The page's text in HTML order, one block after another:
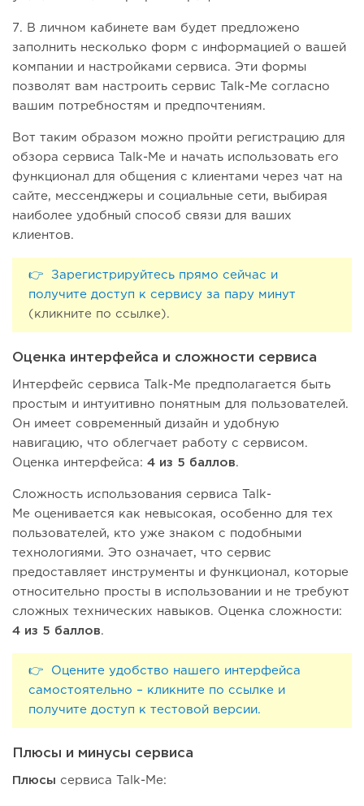
7. В личном кабинете вам будет предложено
заполнить несколько форм с информацией о вашей
компании и настройками сервиса. Эти формы
позволят вам настроить сервис Talk-Me согласно
вашим потребностям и предпочтениям.
Вот таким образом можно пройти регистрацию для
обзора сервиса Talk-Me и начать использовать его
функционал для общения с клиентами через чат на
сайте, мессенджеры и социальные сети, выбирая
наиболее удобный способ связи для ваших
клиентов.
👉 Зарегистрируйтесь прямо сейчас и
получите доступ к сервису за пару минут
(кликните по ссылке).
Оценка интерфейса и сложности сервиса
Интерфейс сервиса Talk-Me предполагается быть
простым и интуитивно понятным для пользователей.
Он имеет современный дизайн и удобную
навигацию, что облегчает работу с сервисом.
Оценка интерфейса: 4 из 5 баллов.
Сложность использования сервиса Talk-
Me оценивается как невысокая, особенно для тех
пользователей, кто уже знаком с подобными
технологиями. Это означает, что сервис
предоставляет инструменты и функционал, которые
относительно просты в использовании и не требуют
сложных технических навыков. Оценка сложности:
4 из 5 баллов.
👉 Оцените удобство нашего интерфейса
самостоятельно – кликните по ссылке и
получите доступ к тестовой версии.
Плюсы и минусы сервиса
Плюсы сервиса Talk-Me: